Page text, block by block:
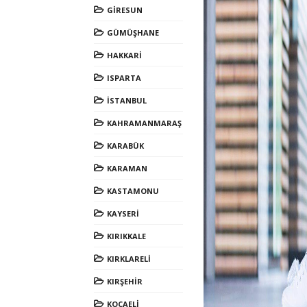
GİRESUN
GÜMÜŞHANE
HAKKARİ
ISPARTA
İSTANBUL
KAHRAMANMARAŞ
KARABÜK
KARAMAN
KASTAMONU
KAYSERİ
KIRIKKALE
KIRKLARELİ
KIRŞEHİR
KOCAELİ